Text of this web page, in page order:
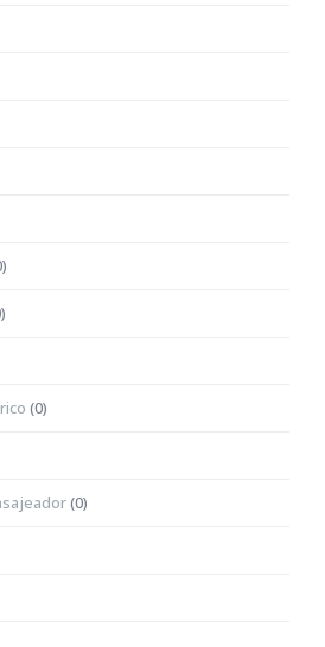
(0)
(0)